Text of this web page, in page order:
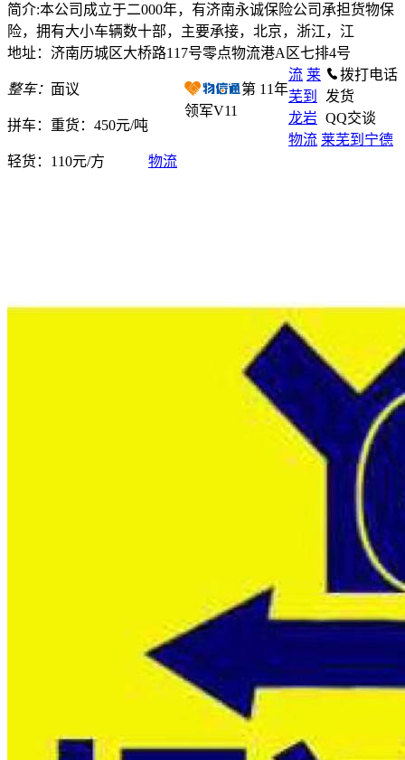
简介:本公司成立于二000年，有济南永诚保险公司承担货物保
险，拥有大小车辆数十部，主要承接，北京，浙江，江
地址：济南历城区大桥路117号零点物流港A区七排4号
整车： 面议
拼车： 重货：450元/吨
轻货： 110元/方
第 11年
领军V11
拨打电话
发货
QQ交谈
流 莱
芜到
龙岩
物流 莱芜到宁德
物流